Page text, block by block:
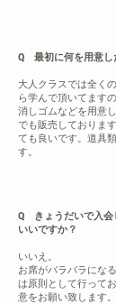
Q 最初に何を用意し
大人クラスでは全く
ら学んで頂いてます
消しゴムなどを用意
でも販売しておりま
ても良いです。道具
す。
Q きょうだいで入会
いいですか？
いいえ。
お席がバラバラにな
は原則として行って
意をお願い致します。